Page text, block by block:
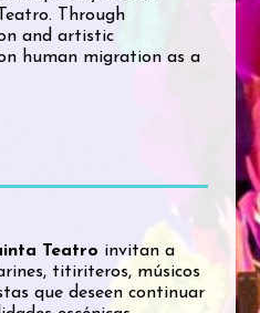
Through
and artistic
human migration as a
Teatro invitan a
titiriteros, músicos
que deseen continuar